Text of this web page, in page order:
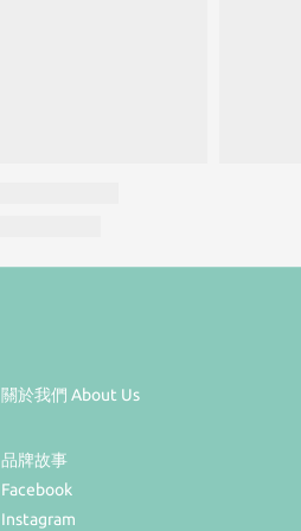
關於我們 About Us
品牌故事
Facebook
Instagram